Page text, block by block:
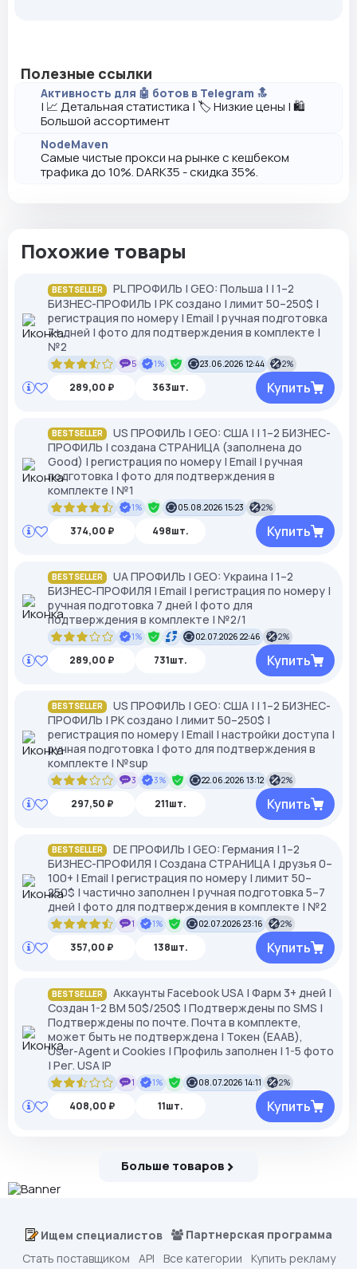
Полезные ссылки
Активность для 🤖 ботов в Telegram 🔝
| 📈 Детальная статистика | 🏷️ Низкие цены | 🛍️
Большой ассортимент
NodeMaven
Самые чистые прокси на рынке с кешбеком
трафика до 10%. DARK35 - скидка 35%.
Похожие товары
BESTSELLER
PL ПРОФИЛЬ | GEO: Польша | | 1–2
БИЗНЕС-ПРОФИЛЬ | РК создано | лимит 50–250$ |
регистрация по номеру | Email | ручная подготовка
7+ дней | фото для подтверждения в комплекте |
№2
5 1% 23.06.2026 12:44 2%
289,00 ₽ 363шт. Купить
BESTSELLER
US ПРОФИЛЬ | GEO: США | | 1–2 БИЗНЕС-
ПРОФИЛЬ | создана СТРАНИЦА (заполнена до
Good) | регистрация по номеру | Email | ручная
подготовка | фото для подтверждения в
комплекте | №1
1% 05.08.2026 15:23 2%
374,00 ₽ 498шт. Купить
BESTSELLER
UA ПРОФИЛЬ | GEO: Украина | 1–2
БИЗНЕС-ПРОФИЛЯ | Email | регистрация по номеру |
ручная подготовка 7 дней | фото для
подтверждения в комплекте | №2/1
1% 02.07.2026 22:46 2%
289,00 ₽ 731шт. Купить
BESTSELLER
US ПРОФИЛЬ | GEO: США | | 1–2 БИЗНЕС-
ПРОФИЛЬ | РК создано | лимит 50–250$ |
регистрация по номеру | Email | настройки доступа |
ручная подготовка | фото для подтверждения в
комплекте | №sup
3 3% 22.06.2026 13:12 2%
297,50 ₽ 211шт. Купить
BESTSELLER
DE ПРОФИЛЬ | GEO: Германия | 1–2
БИЗНЕС-ПРОФИЛЯ | Создана СТРАНИЦА | друзья 0–
100+ | Email | регистрация по номеру | лимит 50–
250$ | частично заполнен | ручная подготовка 5–7
дней | фото для подтверждения в комплекте | №2
1 1% 02.07.2026 23:16 2%
357,00 ₽ 138шт. Купить
BESTSELLER
Аккаунты Facebook USA | Фарм 3+ дней |
Создан 1-2 BM 50$/250$ | Подтверждены по SMS |
Подтверждены по почте. Почта в комплекте,
может быть не подтверждена | Токен (EAAB),
User-Agent и Cookies | Профиль заполнен | 1-5 фото
| Рег. USA IP
1 1% 08.07.2026 14:11 2%
408,00 ₽ 11шт. Купить
Больше товаров
Ищем специалистов
Партнерская программа
Стать поставщиком
API Все категории Купить рекламу